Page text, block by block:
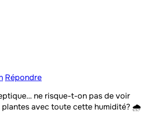
Répondre
ne risque-t-on pas de voir
plantes avec toute cette humidité? 🌧️